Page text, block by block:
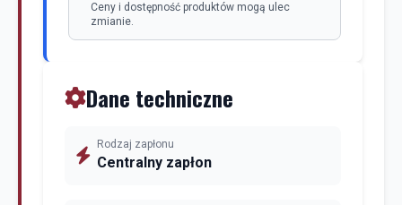
Ceny i dostępność produktów mogą ulec
zmianie.
Dane techniczne
Rodzaj zapłonu
Centralny zapłon